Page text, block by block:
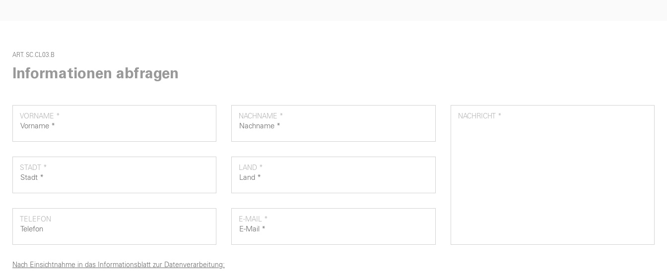
ART. SC.CL03.B
Informationen abfragen
VORNAME * NACHNAME *
STADT * LAND *
TELEFON E-MAIL *
NACHRICHT *
Nach Einsichtnahme in das Informationsblatt zur Datenverarbeitung: